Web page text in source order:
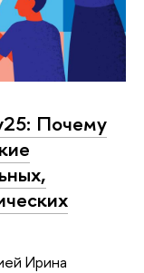
Почему
Ирина